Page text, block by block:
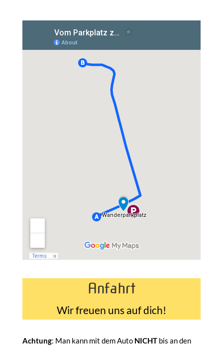
Anfahrt
Wir freuen uns auf dich!
Achtung: Man kann mit dem Auto NICHT bis an den